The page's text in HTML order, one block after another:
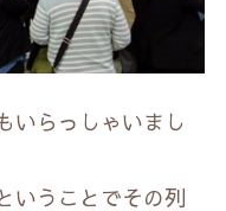
いらっしゃいまし
いうことでその列